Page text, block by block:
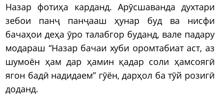
Назар фотиҳа карданд. Арӯсшаванда духтари
зебои панҷ панҷааш ҳунар буд ва нисфи
бачаҳои деҳа ӯро талабгор буданд, вале падару
модараш “Назар бачаи хуби оромтабиат аст, аз
шумоён ҳам дар ҳамин қадар соли ҳамсоягӣ
ягон бадӣ надидаем” гӯён, дарҳол ба тӯй розигӣ
доданд.